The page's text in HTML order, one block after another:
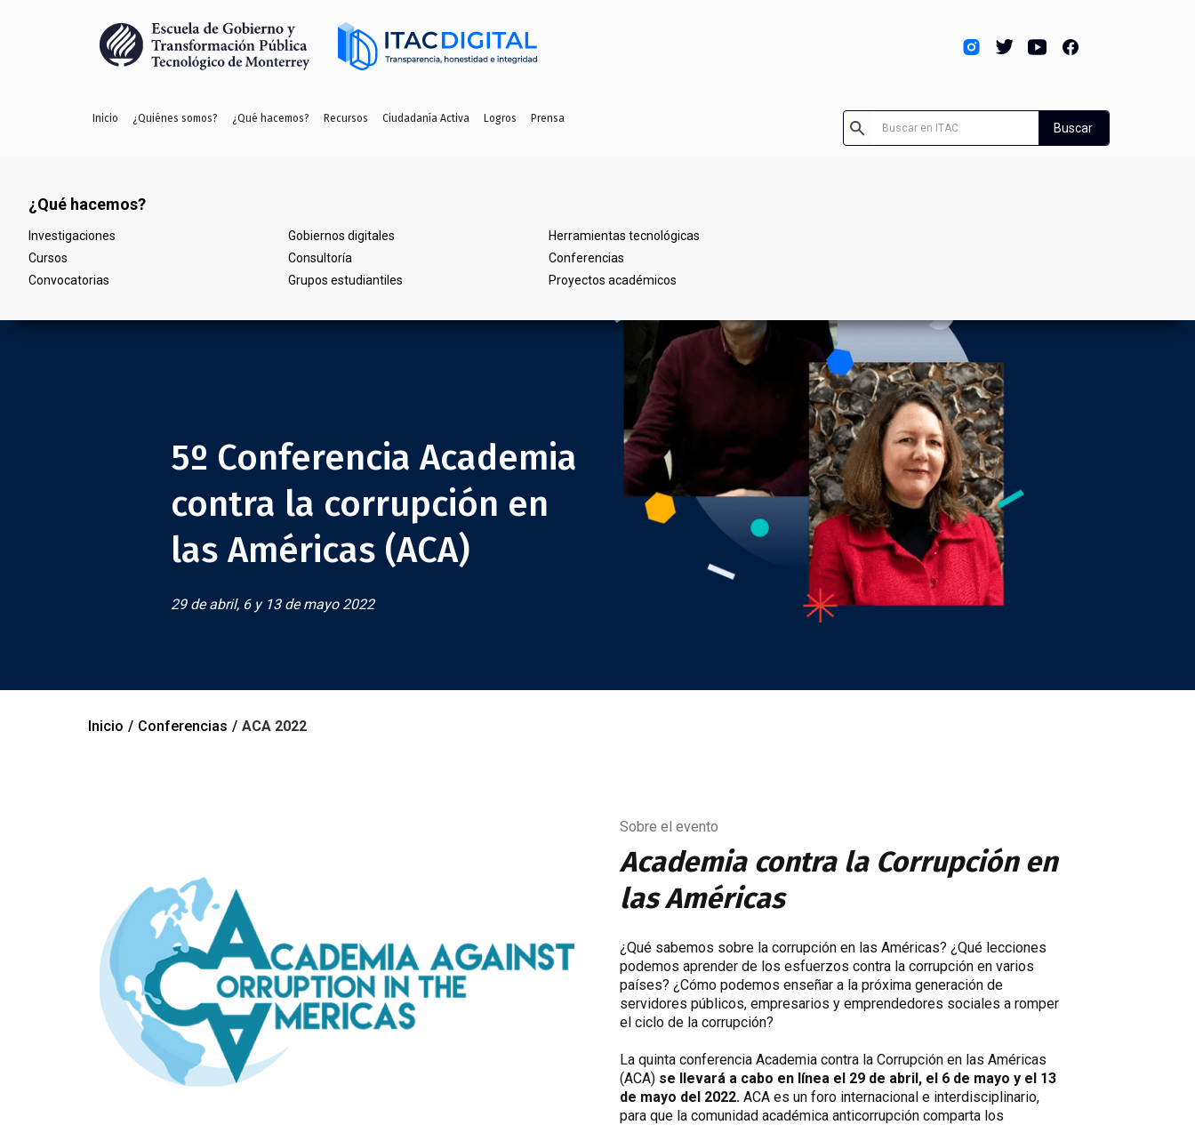
Inicio ¿Quiénes somos? ¿Qué hacemos? Recursos Ciudadanía Activa Logros Prensa
¿Qué hacemos?
Investigaciones Gobiernos digitales
Herramientas tecnológicas
Cursos
Consultoría
Conferencias
Convocatorias
Grupos estudiantiles Proyectos académicos
¿Quiénes somos?
Nuestro equipo
Red de profesores
Alianzas
5º Conferencia Academia
contra la corrupción en
las Américas (ACA)
29 de abril, 6 y 13 de mayo 2022
Inicio / Conferencias / ACA 2022
Sobre el evento
Academia contra la Corrupción en
las Américas
¿Qué sabemos sobre la corrupción en las Américas? ¿Qué lecciones
podemos aprender de los esfuerzos contra la corrupción en varios
países? ¿Cómo podemos enseñar a la próxima generación de
servidores públicos, empresarios y emprendedores sociales a romper
el ciclo de la corrupción?
La quinta conferencia Academia contra la Corrupción en las Américas
(ACA) se llevará a cabo en línea el 29 de abril, el 6 de mayo y el 13
de mayo del 2022. ACA es un foro internacional e interdisciplinario,
para que la comunidad académica anticorrupción comparta los